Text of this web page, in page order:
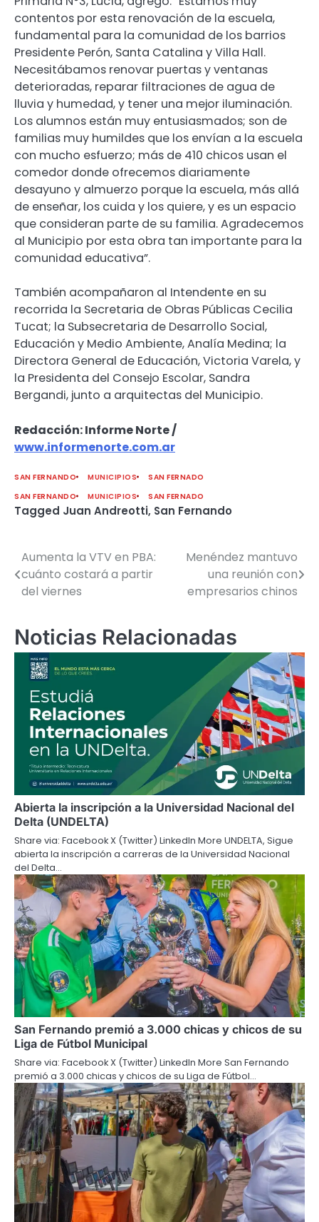
contentos por esta renovación de la escuela,
fundamental para la comunidad de los barrios
Presidente Perón, Santa Catalina y Villa Hall.
Necesitábamos renovar puertas y ventanas
deterioradas, reparar filtraciones de agua de
lluvia y humedad, y tener una mejor iluminación.
Los alumnos están muy entusiasmados; son de
familias muy humildes que los envían a la escuela
con mucho esfuerzo; más de 410 chicos usan el
comedor donde ofrecemos diariamente
desayuno y almuerzo porque la escuela, más allá
de enseñar, los cuida y los quiere, y es un espacio
que consideran parte de su familia. Agradecemos
al Municipio por esta obra tan importante para la
comunidad educativa”.
También acompañaron al Intendente en su
recorrida la Secretaria de Obras Públicas Cecilia
Tucat; la Subsecretaria de Desarrollo Social,
Educación y Medio Ambiente, Analía Medina; la
Directora General de Educación, Victoria Varela, y
la Presidenta del Consejo Escolar, Sandra
Bergandi, junto a arquitectas del Municipio.
Redacción: Informe Norte /
www.informenorte.com.ar
SAN FERNANDO MUNICIPIOS
SAN FERNADO
SAN FERNANDO
MUNICIPIOS SAN FERNADO
Tagged Juan Andreotti, San Fernando
Navegación
de
Aumenta la VTV en PBA:
cuánto costará a partir
del viernes
Menéndez mantuvo
una reunión con
empresarios chinos
Noticias Relacionadas
Abierta la inscripción a la Universidad Nacional del
Delta (UNDELTA)
Share via: Facebook X (Twitter) LinkedIn More UNDELTA, Sigue
abierta la inscripción a carreras de la Universidad Nacional
del Delta…
San Fernando premió a 3.000 chicas y chicos de su
Liga de Fútbol Municipal
Share via: Facebook X (Twitter) LinkedIn More San Fernando
premió a 3.000 chicas y chicos de su Liga de Fútbol…